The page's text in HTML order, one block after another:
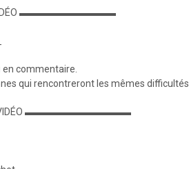
VIDÉO ▬▬▬▬▬▬▬▬▬▬
commentaire.
qui rencontreront les mêmes difficultés.
VIDÉO ▬▬▬▬▬▬▬▬▬▬▬